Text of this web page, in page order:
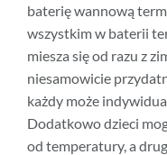
baterię wannową
wszystkim w baterii
miesza się od razu z
niesamowicie
każdy może
Dodatkowo dzieci
od temperatury, a